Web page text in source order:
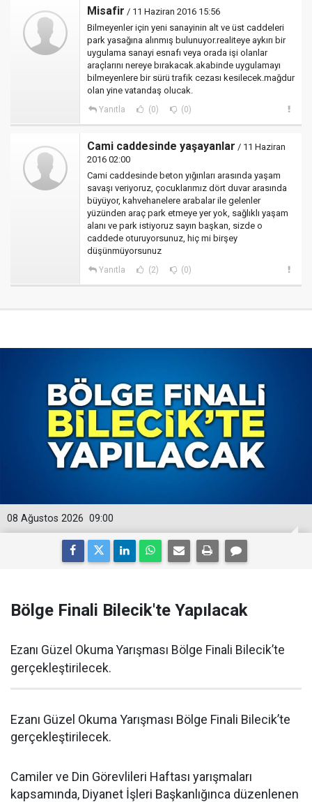
Misafir / 11 Haziran 2016 15:56
Bilmeyenler için yeni sanayinin alt ve üst caddeleri
park yasağına alınmış bulunuyor.realiteye aykırı bir
uygulama sanayi esnafı veya orada işi olanlar
araçlarını nereye bırakacak.akabinde uygulamayı
bilmeyenlere bir sürü trafik cezası kesilecek.mağdur
olan yine vatandaş olucak.
Yanıtla (0) (0)
Cami caddesinde yaşayanlar / 11 Haziran
2016 02:00
Cami caddesinde beton yığınları arasında yaşam
savaşı veriyoruz, çocuklarımız dört duvar arasında
büyüyor, kahvehanelere arabalar ile gelenler
yüzünden araç park etmeye yer yok, sağlıklı yaşam
alanı ve park istiyoruz sayın başkan, sizde o
caddede oturuyorsunuz, hiç mi birşey
düşünmüyorsunuz
Yanıtla (2) (0)
09:00
08 Ağustos 2026
Bölge Finali Bilecik'te Yapılacak
Ezanı Güzel Okuma Yarışması Bölge Finali Bilecik’te
gerçekleştirilecek.
Ezanı Güzel Okuma Yarışması Bölge Finali Bilecik’te
gerçekleştirilecek.
Camiler ve Din Görevlileri Haftası yarışmaları
kapsamında, Diyanet İşleri Başkanlığınca düzenlenen